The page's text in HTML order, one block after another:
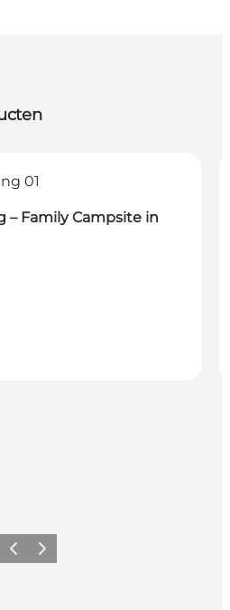
– Family Campsite in
Vorige Volgende